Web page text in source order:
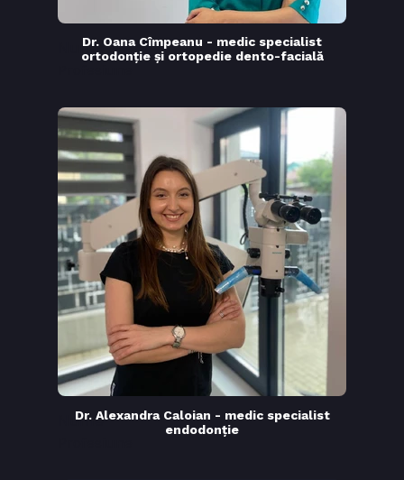
Dr. Alexandra Caloian - medic specialist
endodonție
Nume
Dr. Oana Cîmpeanu - medic specialist
ortodonție și ortopedie dento-facială
Nume